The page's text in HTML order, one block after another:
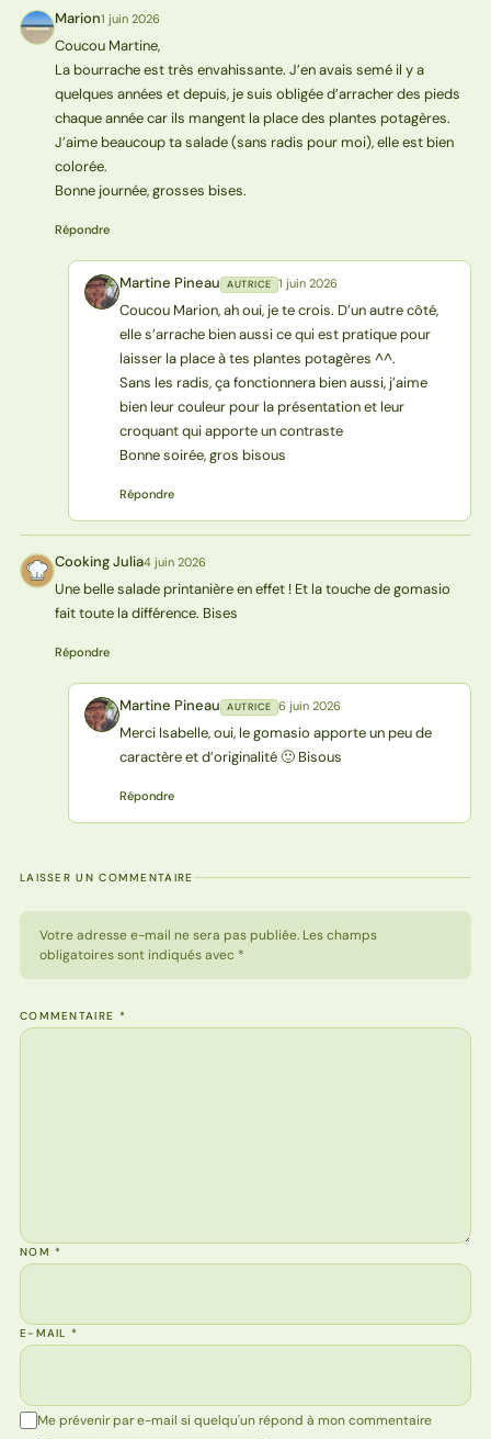
M Marion1 juin 2026
Coucou Martine,
La bourrache est très envahissante. J’en avais semé il y a
quelques années et depuis, je suis obligée d’arracher des pieds
chaque année car ils mangent la place des plantes potagères.
J’aime beaucoup ta salade (sans radis pour moi), elle est bien
colorée.
Bonne journée, grosses bises.
Répondre
MP Martine Pineau AUTRICE 1 juin 2026
Coucou Marion, ah oui, je te crois. D’un autre côté,
elle s’arrache bien aussi ce qui est pratique pour
laisser la place à tes plantes potagères ^^.
Sans les radis, ça fonctionnera bien aussi, j’aime
bien leur couleur pour la présentation et leur
croquant qui apporte un contraste
Bonne soirée, gros bisous
Répondre
CJ Cooking Julia4 juin 2026
Une belle salade printanière en effet ! Et la touche de gomasio
fait toute la différence. Bises
Répondre
MP Martine Pineau AUTRICE 6 juin 2026
Merci Isabelle, oui, le gomasio apporte un peu de
caractère et d’originalité 🙂 Bisous
Répondre
LAISSER UN COMMENTAIRE
Votre adresse e-mail ne sera pas publiée. Les champs
obligatoires sont indiqués avec *
COMMENTAIRE *
NOM*
E-MAIL*
Me prévenir par e-mail si quelqu'un répond à mon commentaire